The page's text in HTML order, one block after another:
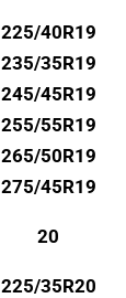
225/40R19
235/35R19
245/45R19
255/55R19
265/50R19
275/45R19
20
225/35R20